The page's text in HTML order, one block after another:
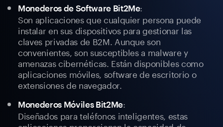
Monederos de Software Bit2Me:
Son aplicaciones que cualquier persona puede
instalar en sus dispositivos para gestionar las
claves privadas de B2M. Aunque son
convenientes, son susceptibles a malware y
amenazas cibernéticas. Están disponibles como
aplicaciones móviles, software de escritorio o
extensiones de navegador.
Monederos Móviles Bit2Me:
Diseñados para teléfonos inteligentes, estas